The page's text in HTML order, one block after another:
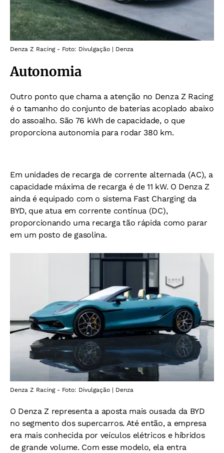
Denza Z Racing - Foto: Divulgação | Denza
Autonomia
Outro ponto que chama a atenção no Denza Z Racing
é o tamanho do conjunto de baterias acoplado abaixo
do assoalho. São 76 kWh de capacidade, o que
proporciona autonomia para rodar 380 km.
Em unidades de recarga de corrente alternada (AC), a
capacidade máxima de recarga é de 11 kW. O Denza Z
ainda é equipado com o sistema Fast Charging da
BYD, que atua em corrente contínua (DC),
proporcionando uma recarga tão rápida como parar
em um posto de gasolina.
Denza Z Racing - Foto: Divulgação | Denza
O Denza Z representa a aposta mais ousada da BYD
no segmento dos supercarros. Até então, a empresa
era mais conhecida por veículos elétricos e híbridos
de grande volume. Com esse modelo, ela entra